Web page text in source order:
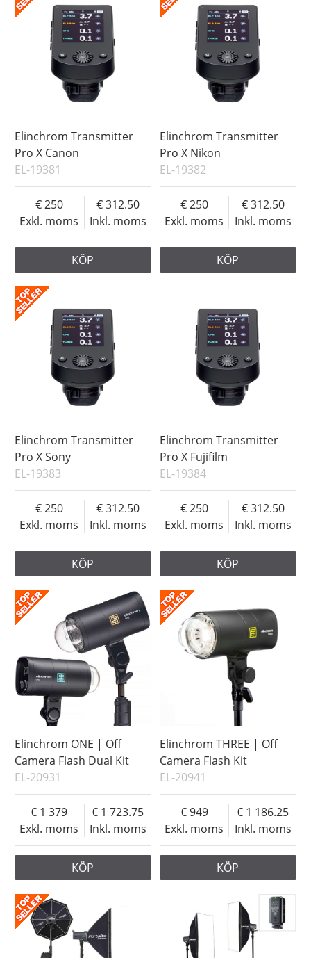
Elinchrom Transmitter
Pro X Canon
EL-19381
Exkl. moms
250
Inkl. moms
312.50
KÖP
Elinchrom Transmitter
Pro X Nikon
EL-19382
Exkl. moms
250
Inkl. moms
312.50
KÖP
Elinchrom Transmitter
Pro X Sony
EL-19383
Exkl. moms
250
Inkl. moms
312.50
KÖP
Elinchrom Transmitter
Pro X Fujifilm
EL-19384
Exkl. moms
250
Inkl. moms
312.50
KÖP
Elinchrom ONE | Off
Camera Flash Dual Kit
EL-20931
Exkl. moms
1 379
Inkl. moms
1 723.75
KÖP
Elinchrom THREE | Off
Camera Flash Kit
EL-20941
Exkl. moms
949
Inkl. moms
1 186.25
KÖP